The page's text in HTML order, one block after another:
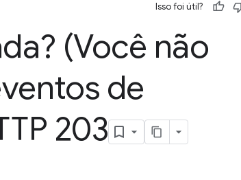
Isso foi útil?
(Você não
de
203